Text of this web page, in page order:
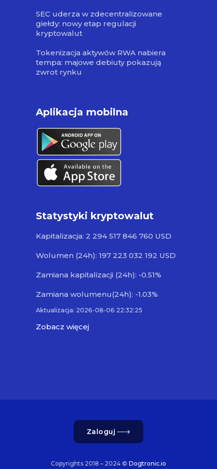
SEC uderza w zdecentralizowane
giełdy: nowy etap regulacji
kryptowalut
Tokenizacja aktywów RWA nabiera
tempa: majowe debiuty pokazują
zwrot rynku
Aplikacja mobilna
Statystyki kryptowalut
Kapitalizacja: 2 294 517 846 760 USD
Wolumen (24h): 197 223 032 192 USD
Zamiana kapitalizacji (24h): -0.51%
Zamiana wolumenu(24h): -1.03%
Aktualizacja: 2026-08-06 22:32:25
Zobacz więcej
Zaloguj
Copyrights 2018 – 2024 © Dogtronic.io